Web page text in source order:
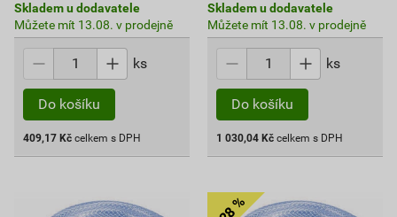
Skladem u dodavatele
Můžete mít 13.08. v prodejně
ks
Do košíku
409,17 Kč celkem s DPH
Skladem u dodavatele
Můžete mít 13.08. v prodejně
ks
Do košíku
1 030,04 Kč celkem s DPH